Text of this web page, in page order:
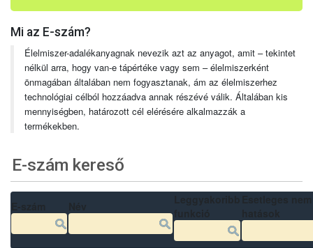
Mi az E-szám?
Élelmiszer-adalékanyagnak nevezik azt az anyagot, amit – tekintet
nélkül arra, hogy van-e tápértéke vagy sem – élelmiszerként
önmagában általában nem fogyasztanak, ám az élelmiszerhez
technológiai célból hozzáadva annak részévé válik. Általában kis
mennyiségben, határozott cél elérésére alkalmazzák a
termékekben.
E-szám kereső